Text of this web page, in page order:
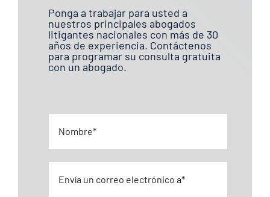
Ponga a trabajar para usted a
nuestros principales abogados
litigantes nacionales con más de 30
años de experiencia. Contáctenos
para programar su consulta gratuita
con un abogado.